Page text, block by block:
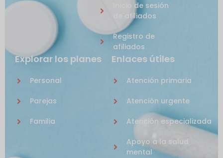
Inicio de sesión
de afiliados
Registro de
afiliados
Explorar los planes
Personal
Parejas
Familia
Enlaces útiles
Atención primaria
Atención urgente
Atención especializada
Apoyo a la salud
mental